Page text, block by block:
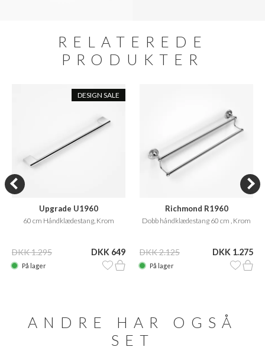
RELATEREDE
PRODUKTER
DESIGN SALE
Upgrade U1960
60 cm Håndklædestang, Krom
DKK 1.295 DKK 649
På lager
Richmond R1960
Dobb håndklædestang 60 cm , Krom
DKK 2.125 DKK 1.275
På lager
ANDRE HAR OGSÅ
SET